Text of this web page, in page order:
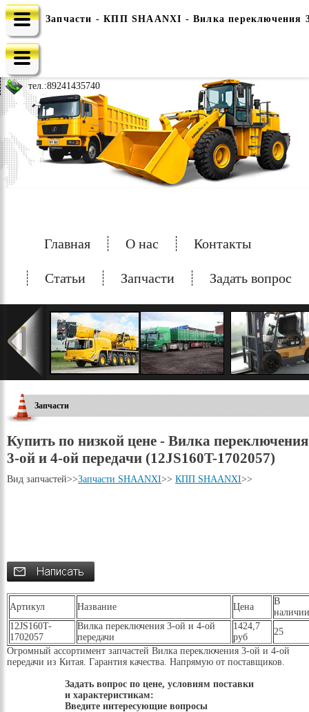
e-mail: china-spec@inbox.ru
тел.:89241435740
Главная О нас Контакты
Статьи Запчасти Задать вопрос
Запчасти
Купить по низкой цене - Вилка переключения
3-ой и 4-ой передачи (12JS160T-1702057)
Вид запчастей>>Запчасти SHAANXI>> КПП SHAANXI>>
Артикул Название Цена
В
наличии
12JS160T-
1702057
Вилка переключения 3-ой и 4-ой
передачи
1424,7
руб
25
Огромный ассортимент запчастей Вилка переключения 3-ой и 4-ой
передачи из Китая. Гарантия качества. Напрямую от поставщиков.
Задать вопрос по цене, условиям поставки
и характеристикам:
Введите интересующие вопросы
Запчасти - КПП SHAANXI - Вилка переключения